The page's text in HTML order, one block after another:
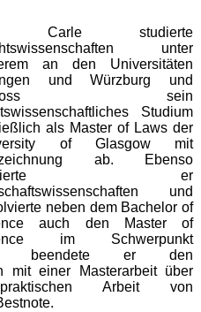
Carle studierte
unter
an den Universitäten
und Würzburg und
sein
Studium
als Master of Laws der
of Glasgow mit
ab. Ebenso
er
und
neben dem Bachelor of
auch den Master of
im Schwerpunkt
beendete er den
mit einer Masterarbeit über
Arbeit von